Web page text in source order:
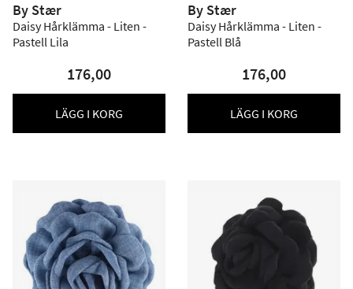
By Stær
Daisy Hårklämma - Liten -
Pastell Lila
176,00
LÄGG I KORG
By Stær
Daisy Hårklämma - Liten -
Pastell Blå
176,00
LÄGG I KORG